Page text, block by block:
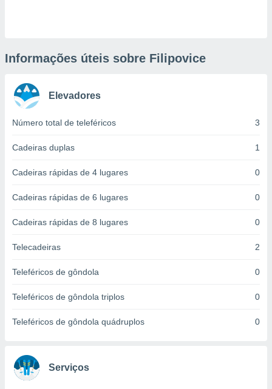
únicos
e
este sitio
de
seus
tal,
na
Informações úteis sobre Filipovice
Elevadores
Número total de teleféricos 3
Cadeiras duplas 1
Cadeiras rápidas de 4 lugares 0
Cadeiras rápidas de 6 lugares 0
Cadeiras rápidas de 8 lugares 0
Telecadeiras 2
Teleféricos de gôndola 0
Teleféricos de gôndola triplos 0
Teleféricos de gôndola quádruplos 0
Serviços